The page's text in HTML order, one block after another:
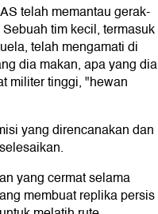
telah memantau gerak-
tim kecil, termasuk
telah mengamati di
dia makan, apa yang dia
militer tinggi, "hewan
yang direncanakan dan
yang cermat selama
membuat replika persis